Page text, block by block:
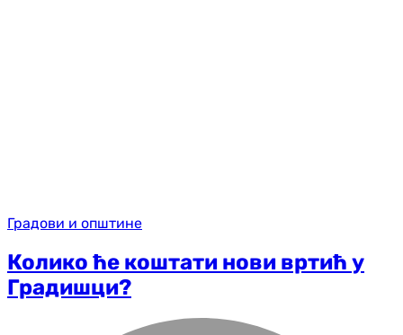
Градови и општине
Колико ће коштати нови вртић у
Градишци?